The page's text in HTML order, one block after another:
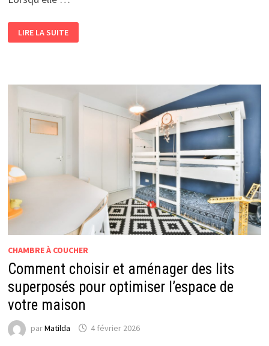
DE
MAISON
RÉUSSIR
LIRE LA SUITE
CHAMBRE À COUCHER
Comment choisir et aménager des lits
superposés pour optimiser l’espace de
votre maison
parMatilda 4 février 2026